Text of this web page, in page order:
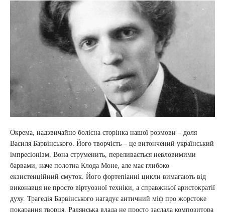
Окрема, надзвичайно болісна сторінка нашої розмови – доля
Василя Барвінського. Його творчість – це витончений український
імпресіонізм. Вона струменить, переливається невловимими
барвами, наче полотна Клода Моне, але має глибоко
екзистенційний смуток. Його фортепіанні цикли вимагають від
виконавця не просто віртуозної техніки, а справжньої аристократії
духу. Трагедія Барвінського нагадує античний міф про жорстоке
покарання творця. Радянська влада не просто заслала композитора